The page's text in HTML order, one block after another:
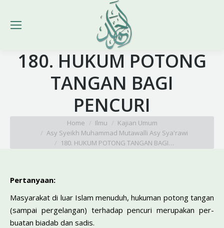
180. HUKUM POTONG
TANGAN BAGI
PENCURI
Home Ilmu
Kajian Umum
Asy Syeikh Muhammad Mutawalli Asy Sya'rawi
180. HUKUM POTONG TANGAN BAGI…
Pertanyaan:
Masyarakat di luar Islam menuduh, hukuman potong tang­an
(sampai pergelangan) terhadap pencuri merupakan per­
buatan biadab dan sadis.